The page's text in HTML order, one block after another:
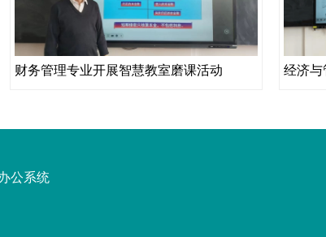
财务管理专业开展智慧教室磨课活动
公系统